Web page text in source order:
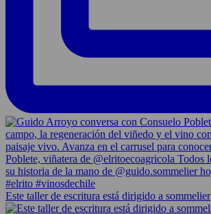
Este taller de escritura está dirigido a sommelier